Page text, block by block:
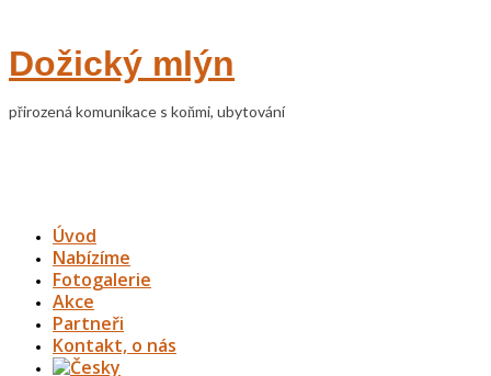
Dožický mlýn
přirozená komunikace s koňmi, ubytování
Úvod
Nabízíme
Fotogalerie
Akce
Partneři
Kontakt, o nás